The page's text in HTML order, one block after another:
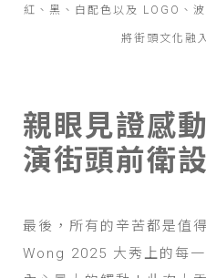
紅、黑、白配色以及 LOGO、
將街頭文化融
親眼見證感
演街頭前衛
最後，所有的辛苦都是值
Wong 2025 大秀上的每